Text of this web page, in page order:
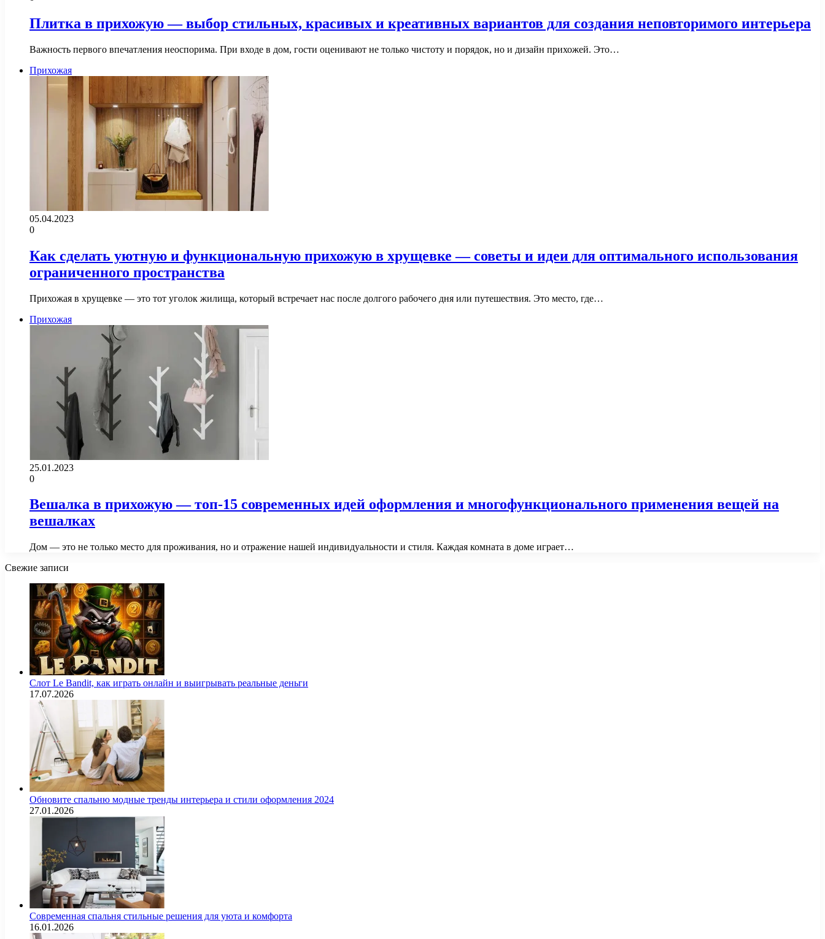
Плитка в прихожую — выбор стильных, красивых и креативных вариантов для создания неповторимого интерьера
Важность первого впечатления неоспорима. При входе в дом, гости оценивают не только чистоту и порядок, но и дизайн прихожей. Это…
Прихожая
05.04.2023
0
Как сделать уютную и функциональную прихожую в хрущевке — советы и идеи для оптимального использования
ограниченного пространства
Прихожая в хрущевке — это тот уголок жилища, который встречает нас после долгого рабочего дня или путешествия. Это место, где…
Прихожая
25.01.2023
0
Вешалка в прихожую — топ-15 современных идей оформления и многофункционального применения вещей на
вешалках
Дом — это не только место для проживания, но и отражение нашей индивидуальности и стиля. Каждая комната в доме играет…
Свежие записи
Слот Le Bandit, как играть онлайн и выигрывать реальные деньги
17.07.2026
Обновите спальню модные тренды интерьера и стили оформления 2024
27.01.2026
Современная спальня стильные решения для уюта и комфорта
16.01.2026